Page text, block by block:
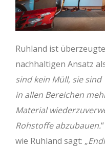
Ruhland ist
nachhaltigen Ansatz
sind kein Müll, sie
in allen Bereichen
Material
Rohstoffe abzubauen.
wie Ruhland sagt: „